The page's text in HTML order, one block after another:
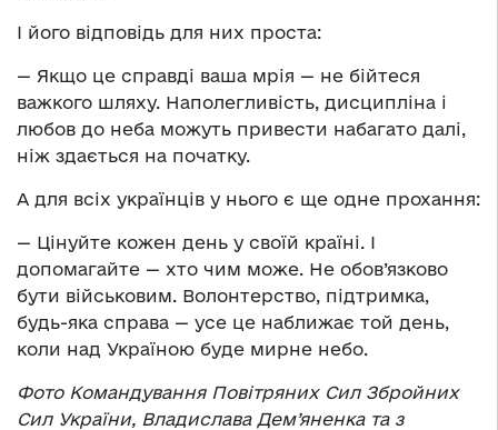
І його відповідь для них проста:
— Якщо це справді ваша мрія — не бійтеся
важкого шляху. Наполегливість, дисципліна і
любов до неба можуть привести набагато далі,
ніж здається на початку.
А для всіх українців у нього є ще одне прохання:
— Цінуйте кожен день у своїй країні. І
допомагайте — хто чим може. Не обов’язково
бути військовим. Волонтерство, підтримка,
будь-яка справа — усе це наближає той день,
коли над Україною буде мирне небо.
Фото Командування Повітряних Сил Збройних
Сил України, Владислава Дем’яненка та з